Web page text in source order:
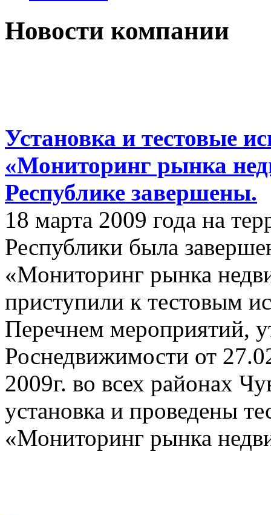
Новости компании
Установка и тестовые
«Мониторинг рынка
Республике завершены.
18 марта 2009 года на
Республики была
«Мониторинг рынка
приступили к тестовым
Перечнем мероприятий,
Роснедвижимости от
2009г. во всех районах
установка и проведены
«Мониторинг рынка